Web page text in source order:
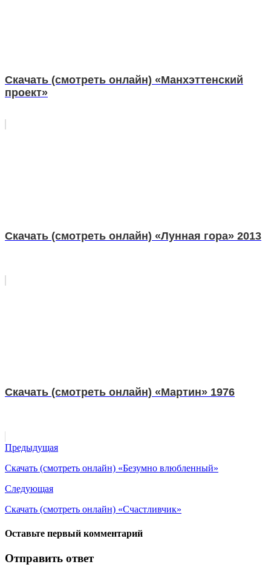
Скачать (смотреть онлайн) «Манхэттенский
проект»
Скачать (смотреть онлайн) «Лунная гора» 2013
Скачать (смотреть онлайн) «Мартин» 1976
Предыдущая
Скачать (смотреть онлайн) «Безумно влюбленный»
Следующая
Скачать (смотреть онлайн) «Счастливчик»
Оставьте первый комментарий
Отправить ответ